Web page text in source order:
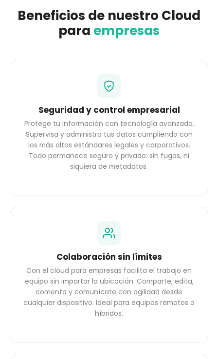
Beneficios de nuestro Cloud
para empresas
Seguridad y control empresarial
Protege tu información con tecnología avanzada.
Supervisa y administra tus datos cumpliendo con
los más altos estándares legales y corporativos.
Todo permanece seguro y privado: sin fugas, ni
siquiera de metadatos.
Colaboración sin límites
Con el cloud para empresas facilita el trabajo en
equipo sin importar la ubicación. Comparte, edita,
comenta y comunícate con agilidad desde
cualquier dispositivo. Ideal para equipos remotos o
híbridos.